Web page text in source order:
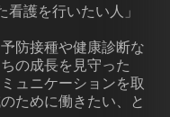
護を行いたい人」
防接種や健康診断な
の成長を見守った
ュニケーションを取
ために働きたい、と